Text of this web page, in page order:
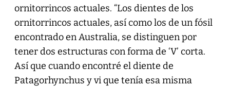
ornitorrincos actuales. “Los dientes de los
ornitorrincos actuales, así como los de un fósil
encontrado en Australia, se distinguen por
tener dos estructuras con forma de ‘V’ corta.
Así que cuando encontré el diente de
Patagorhynchus y vi que tenía esa misma